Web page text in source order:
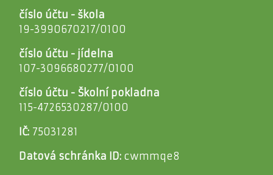
číslo účtu - škola
19-3990670217/0100
číslo účtu - jídelna
107-3096680277/0100
číslo účtu - Školní pokladna
115-4726530287/0100
IČ: 75031281
Datová schránka ID: cwmmqe8